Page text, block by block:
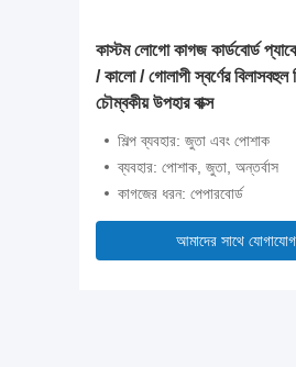
কাস্টম লোগো কাগজ কার্ডবোর্ড
/ কালো / গোলাপী স্বর্ণের
চৌম্বকীয় উপহার বাক্স
শিল্প ব্যবহার: জুতা এবং পোশাক
ব্যবহার: পোশাক, জুতা, অন্তর্বাস
কাগজের ধরন: পেপারবোর্ড
আমাদের সাথে যোগাযোগ